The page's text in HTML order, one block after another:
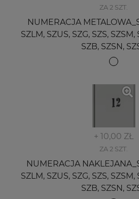
ZA 2 SZT.
NUMERACJA
SZLM, SZUS, SZG, SZS, SZSM,
SZB, SZSN,
+ 10,00 ZŁ
ZA 2 SZT.
NUMERACJA
SZLM, SZUS, SZG, SZS, SZSM,
SZB, SZSN,